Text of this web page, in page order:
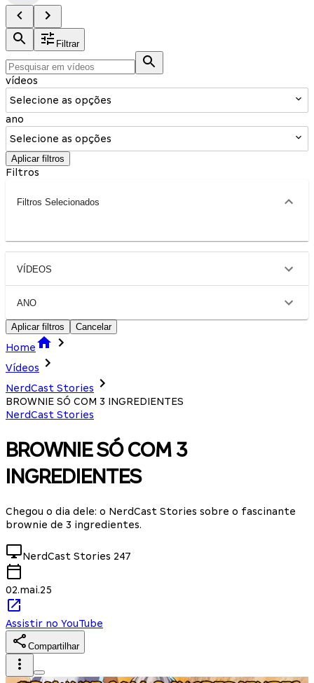
Filtrar
vídeos
Selecione as opções
ano
Selecione as opções
Aplicar filtros
Filtros
Filtros Selecionados
VÍDEOS
ANO
Aplicar filtros Cancelar
Home
Vídeos
NerdCast Stories
BROWNIE SÓ COM 3 INGREDIENTES
NerdCast Stories
BROWNIE SÓ COM 3
INGREDIENTES
Chegou o dia dele: o NerdCast Stories sobre o fascinante
brownie de 3 ingredientes.
NerdCast Stories 247
02.mai.25
Assistir no YouTube
Compartilhar